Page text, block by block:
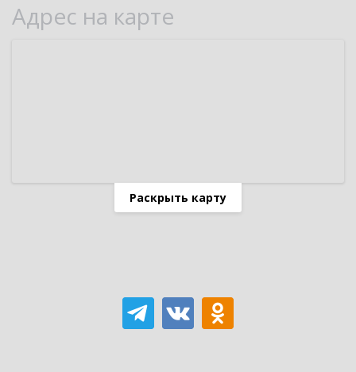
Адрес на карте
Раскрыть карту